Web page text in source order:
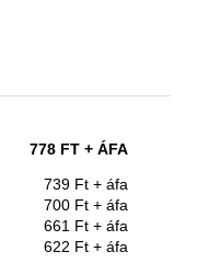
778 FT + ÁFA
739 Ft + áfa
700 Ft + áfa
661 Ft + áfa
622 Ft + áfa